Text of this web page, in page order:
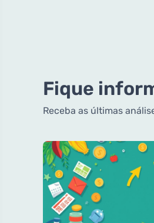
Fique
Receba as últimas